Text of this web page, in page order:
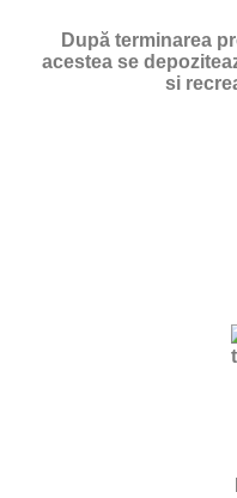
După terminarea
acestea se
si